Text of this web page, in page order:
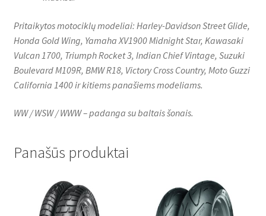
Pritaikytos motociklų modeliai: Harley-Davidson Street Glide,
Honda Gold Wing, Yamaha XV1900 Midnight Star, Kawasaki
Vulcan 1700, Triumph Rocket 3, Indian Chief Vintage, Suzuki
Boulevard M109R, BMW R18, Victory Cross Country, Moto Guzzi
California 1400 ir kitiems panašiems modeliams.
WW / WSW / WWW – padanga su baltais šonais.
Panašūs produktai